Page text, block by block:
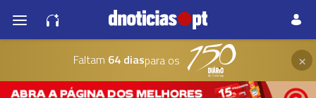
Faltam 64 diaspara os ×